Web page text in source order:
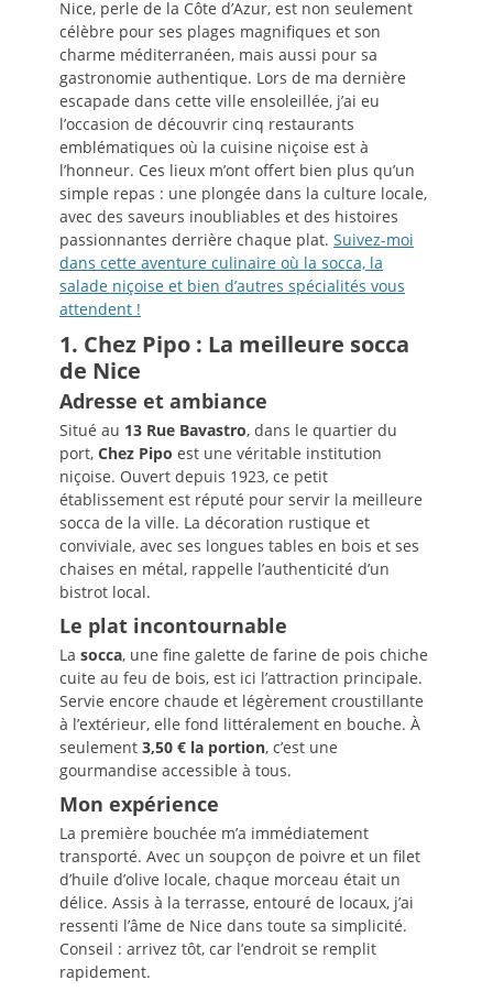
Nice, perle de la Côte d’Azur, est non seulement
célèbre pour ses plages magnifiques et son
charme méditerranéen, mais aussi pour sa
gastronomie authentique. Lors de ma dernière
escapade dans cette ville ensoleillée, j’ai eu
l’occasion de découvrir cinq restaurants
emblématiques où la cuisine niçoise est à
l’honneur. Ces lieux m’ont offert bien plus qu’un
simple repas : une plongée dans la culture locale,
avec des saveurs inoubliables et des histoires
passionnantes derrière chaque plat. Suivez-moi
dans cette aventure culinaire où la socca, la
salade niçoise et bien d’autres spécialités vous
attendent !
1. Chez Pipo : La meilleure socca
de Nice
Adresse et ambiance
Situé au 13 Rue Bavastro, dans le quartier du
port, Chez Pipo est une véritable institution
niçoise. Ouvert depuis 1923, ce petit
établissement est réputé pour servir la meilleure
socca de la ville. La décoration rustique et
conviviale, avec ses longues tables en bois et ses
chaises en métal, rappelle l’authenticité d’un
bistrot local.
Le plat incontournable
La socca, une fine galette de farine de pois chiche
cuite au feu de bois, est ici l’attraction principale.
Servie encore chaude et légèrement croustillante
à l’extérieur, elle fond littéralement en bouche. À
seulement 3,50 € la portion, c’est une
gourmandise accessible à tous.
Mon expérience
La première bouchée m’a immédiatement
transporté. Avec un soupçon de poivre et un filet
d’huile d’olive locale, chaque morceau était un
délice. Assis à la terrasse, entouré de locaux, j’ai
ressenti l’âme de Nice dans toute sa simplicité.
Conseil : arrivez tôt, car l’endroit se remplit
rapidement.